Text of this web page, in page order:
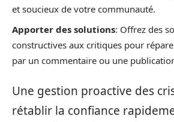
et soucieux de votre communauté.
Apporter des solutions: Offrez des
constructives aux critiques pour
par un commentaire ou une
Une gestion proactive des
rétablir la confiance